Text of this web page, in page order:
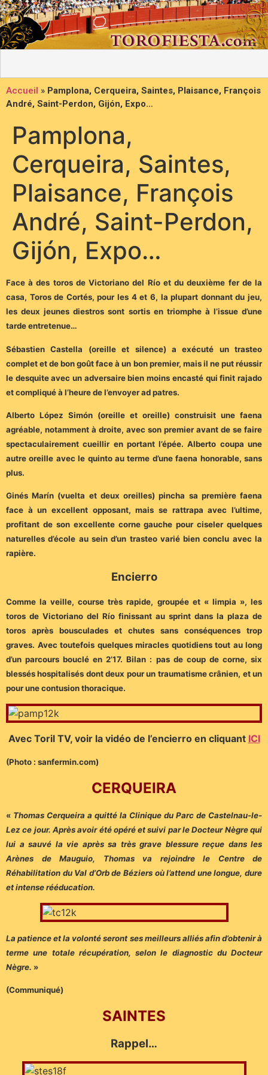
Accueil » Pamplona, Cerqueira, Saintes, Plaisance, François
André, Saint-Perdon, Gijón, Expo…
Pamplona,
Cerqueira, Saintes,
Plaisance, François
André, Saint-Perdon,
Gijón, Expo…
Face à des toros de Victoriano del Río et du deuxième fer de la
casa, Toros de Cortés, pour les 4 et 6, la plupart donnant du jeu,
les deux jeunes diestros sont sortis en triomphe à l’issue d’une
tarde entretenue…
Sébastien Castella (oreille et silence) a exécuté un trasteo
complet et de bon goût face à un bon premier, mais il ne put réussir
le desquite avec un adversaire bien moins encasté qui finit rajado
et compliqué à l’heure de l’envoyer ad patres.
Alberto López Simón (oreille et oreille) construisit une faena
agréable, notamment à droite, avec son premier avant de se faire
spectaculairement cueillir en portant l’épée. Alberto coupa une
autre oreille avec le quinto au terme d’une faena honorable, sans
plus.
Ginés Marín (vuelta et deux oreilles) pincha sa première faena
face à un excellent opposant, mais se rattrapa avec l’ultime,
profitant de son excellente corne gauche pour ciseler quelques
naturelles d’école au sein d’un trasteo varié bien conclu avec la
rapière.
Encierro
Comme la veille, course très rapide, groupée et « limpia », les
toros de Victoriano del Río finissant au sprint dans la plaza de
toros après bousculades et chutes sans conséquences trop
graves. Avec toutefois quelques miracles quotidiens tout au long
d’un parcours bouclé en 2’17. Bilan : pas de coup de corne, six
blessés hospitalisés dont deux pour un traumatisme crânien, et un
pour une contusion thoracique.
Avec Toril TV, voir la vidéo de l’encierro en cliquant ICI
(Photo : sanfermin.com)
CERQUEIRA
« Thomas Cerqueira a quitté la Clinique du Parc de Castelnau-le-
Lez ce jour. Après avoir été opéré et suivi par le Docteur Nègre qui
lui a sauvé la vie après sa très grave blessure reçue dans les
Arènes de Mauguio, Thomas va rejoindre le Centre de
Réhabilitation du Val d’Orb de Béziers où l’attend une longue, dure
et intense rééducation.
La patience et la volonté seront ses meilleurs alliés afin d’obtenir à
terme une totale récupération, selon le diagnostic du Docteur
Nègre. »
(Communiqué)
SAINTES
Rappel…